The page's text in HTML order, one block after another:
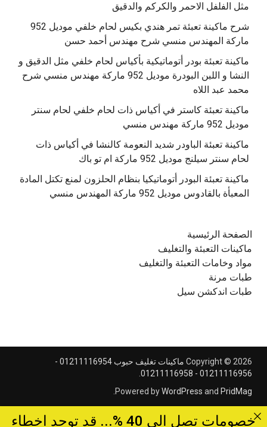
مثل الفلفل الاحمر والكركم والدقيق
‫شرح ماكينة تعبئة تمر هندي بكيس لحام خلفي موديل 952
ماكينة تعبئة بودر أتوماتيكية بأكياس لحام خلفي مثل الدقيق و
النشا و اللبن البودرة موديل 952 ماركة مهندس منسي شرح
محمد عبد اللاه
‫ماكينة تعبئة كاستر في أكياس ذات لحام خلفي لحام سنتر
موديل 952 ماركة مهندس منسي
‫ماكينة تعبئة الباودر شديد النعومة كالنشا في أكياس ذات
‫ماكينة تعبئة البودر أتوماتيكيا بنظام الحلزون لمنع تكتل المادة
الصفحة الرئيسية
ماكينات التعبئة والتغليف
مواد وخامات التعبئة والتغليف
طبات مرنة
طبات اندكشن سيل
Copyright © 2026
ماكينات تغليف حبوب 01211116954 -
01211116956 - 01211116958
.
Powered byWordPress and PridMag
.
خصومات تصل الى 40 %... قد توجد اخطاء